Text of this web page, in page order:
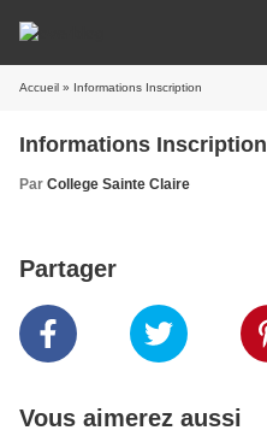
Accueil » Informations Inscription
Informations Inscription
Par College Sainte Claire
Partager
Vous aimerez aussi